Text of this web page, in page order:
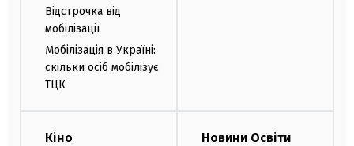
Відстрочка від
мобілізації
Мобілізація в Україні:
скільки осіб мобілізує
ТЦК
Кіно Новини Освіти